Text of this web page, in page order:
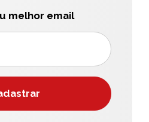
melhor email